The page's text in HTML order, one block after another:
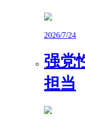
2026/7/24
强党
担当